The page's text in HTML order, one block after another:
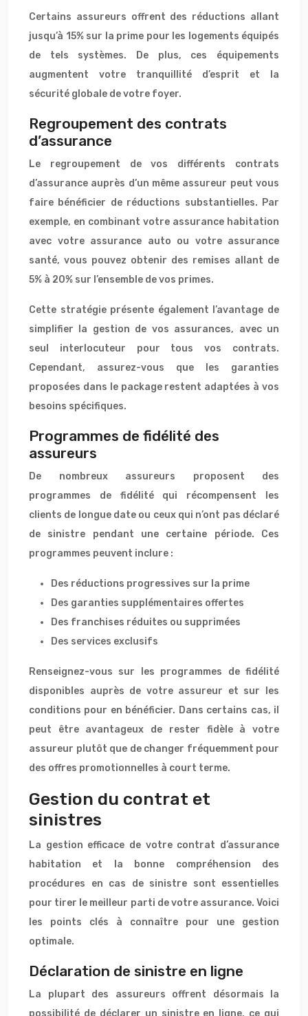
Certains assureurs offrent des réductions allant
jusqu’à 15% sur la prime pour les logements équipés
de tels systèmes. De plus, ces équipements
augmentent votre tranquillité d’esprit et la
sécurité globale de votre foyer.
Regroupement des contrats
d’assurance
Le regroupement de vos différents contrats
d’assurance auprès d’un même assureur peut vous
faire bénéficier de réductions substantielles. Par
exemple, en combinant votre assurance habitation
avec votre assurance auto ou votre assurance
santé, vous pouvez obtenir des remises allant de
5% à 20% sur l’ensemble de vos primes.
Cette stratégie présente également l’avantage de
simplifier la gestion de vos assurances, avec un
seul interlocuteur pour tous vos contrats.
Cependant, assurez-vous que les garanties
proposées dans le package restent adaptées à vos
besoins spécifiques.
Programmes de fidélité des
assureurs
De nombreux assureurs proposent des
programmes de fidélité qui récompensent les
clients de longue date ou ceux qui n’ont pas déclaré
de sinistre pendant une certaine période. Ces
programmes peuvent inclure :
Des réductions progressives sur la prime
Des garanties supplémentaires offertes
Des franchises réduites ou supprimées
Des services exclusifs
Renseignez-vous sur les programmes de fidélité
disponibles auprès de votre assureur et sur les
conditions pour en bénéficier. Dans certains cas, il
peut être avantageux de rester fidèle à votre
assureur plutôt que de changer fréquemment pour
des offres promotionnelles à court terme.
Gestion du contrat et
sinistres
La gestion efficace de votre contrat d’assurance
habitation et la bonne compréhension des
procédures en cas de sinistre sont essentielles
pour tirer le meilleur parti de votre assurance. Voici
les points clés à connaître pour une gestion
optimale.
Déclaration de sinistre en ligne
La plupart des assureurs offrent désormais la
possibilité de déclarer un sinistre en ligne, ce qui